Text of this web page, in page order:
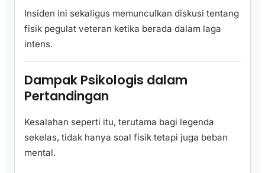
Insiden ini sekaligus memunculkan diskusi tentang
fisik pegulat veteran ketika berada dalam laga
intens.
Dampak Psikologis dalam
Pertandingan
Kesalahan seperti itu, terutama bagi legenda
sekelas, tidak hanya soal fisik tetapi juga beban
mental.